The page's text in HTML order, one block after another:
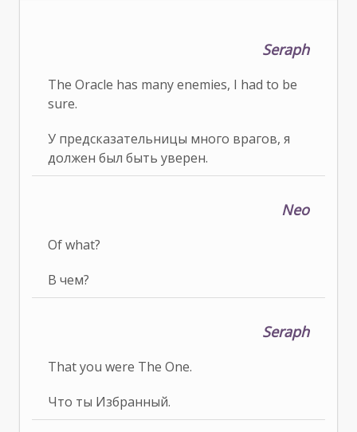
Seraph
The Oracle has many enemies, I had to be
sure.
У предсказательницы много врагов, я
должен был быть уверен.
Neo
Of what?
В чем?
Seraph
That you were The One.
Что ты Избранный.